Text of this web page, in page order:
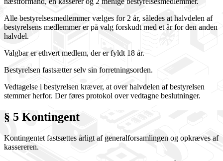
Alle bestyrelsesmedlemmer vælges for 2 år, således at halvdelen af
bestyrelsens medlemmer er på valg forskudt med et år for den anden
halvdel.
Valgbar er ethvert medlem, der er fyldt 18 år.
Bestyrelsen fastsætter selv sin forretningsorden.
Vedtagelse i bestyrelsen kræver, at over halvdelen af bestyrelsen
stemmer herfor. Der føres protokol over vedtagne beslutninger.
§ 5 Kontingent
Kontingentet fastsættes årligt af generalforsamlingen og opkræves af
kassereren.